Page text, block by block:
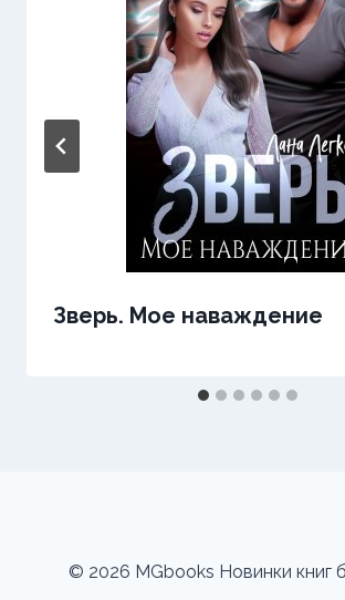
Зверь. Мое наваждение
© 2026 MGbooks Новинки книг